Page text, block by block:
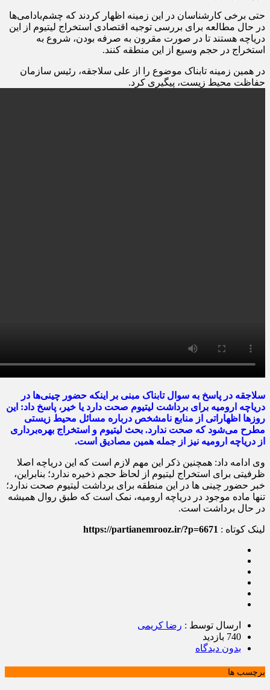
حتی برخی کارشناسان در این زمینه اظهار کردند که چشم‎‌بادامی‌ها
در حال مطالعه برای بررسی توجیه اقتصادی استخراج لیتیوم از این
دریاچه هستند تا در صورت مقرون به صرفه بودن، شروع به
استخراج در حجم وسیع از این منطقه کنند.
در همین زمینه تابناک موضوع را از علی سلاجقه، رئیس سازمان
حفاظت محیط زیست، پیگیری کرد.
سلاجقه در پاسخ به سوال تابناک مبنی بر اینکه حضور چینی‌ها در
دریاچه ارومیه برای برداشت لیتیوم صحت دارد یا خیر، پاسخ داد: این
روزها اظهاراتی از منابع نامشخص درباره مسائل محیط زیستی
مطرح می‌شود که صحت ندارد. بحث لیتیوم و استخراج بهره‌برداری
از دریاچه ارومیه نیز از جمله همین مصادیق است.
وی ادامه داد: همچنین ذکر این مهم لازم است که این دریاچه اصلا
ظرفیتی برای استخراج لیتیوم از لحاظ حجم ذخیره ندارد؛ بنابراین،
خبر حضور چینی ها در این منطقه برای برداشت لیتیوم صحت ندارد؛
تنها ماده موجود در دریاچه ارومیه، نمک است که طبق روال همیشه
در حال برداشت است.
لینک کوتاه : https://partianemrooz.ir/?p=6671
ارسال توسط : رضا کریمی
740 بازدید
بدون دیدگاه
برچسب ها